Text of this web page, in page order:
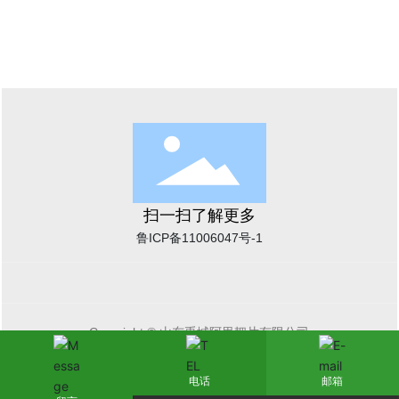
扫一扫了解更多
鲁ICP备11006047号-1
Copyright © 山东禹城阿里耙片有限公司
电话 邮箱